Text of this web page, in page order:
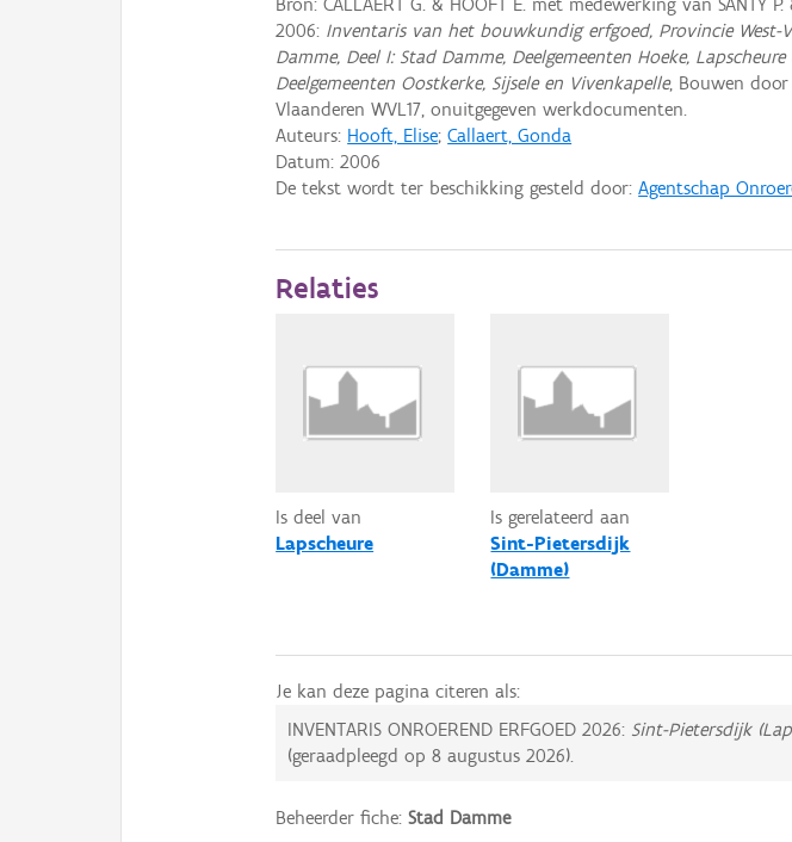
2006: Inventaris van het bouwkundig erfgoed, Provincie West-
Damme, Deel I: Stad Damme, Deelgemeenten Hoeke,
Deelgemeenten Oostkerke, Sijsele en Vivenkapelle, Bouwen
Vlaanderen WVL17, onuitgegeven werkdocumenten.
Auteurs: Hooft, Elise;Callaert, Gonda
Datum:2006
De tekst wordt ter beschikking gesteld door:Agentschap
Relaties
Is deel van
Lapscheure
Is gerelateerd aan
Sint-Pietersdijk
(Damme)
Je kan deze pagina citeren als:
INVENTARIS ONROEREND ERFGOED 2026: Sint-Pietersdijk
(geraadpleegd op8 augustus 2026).
Beheerder fiche:Stad Damme